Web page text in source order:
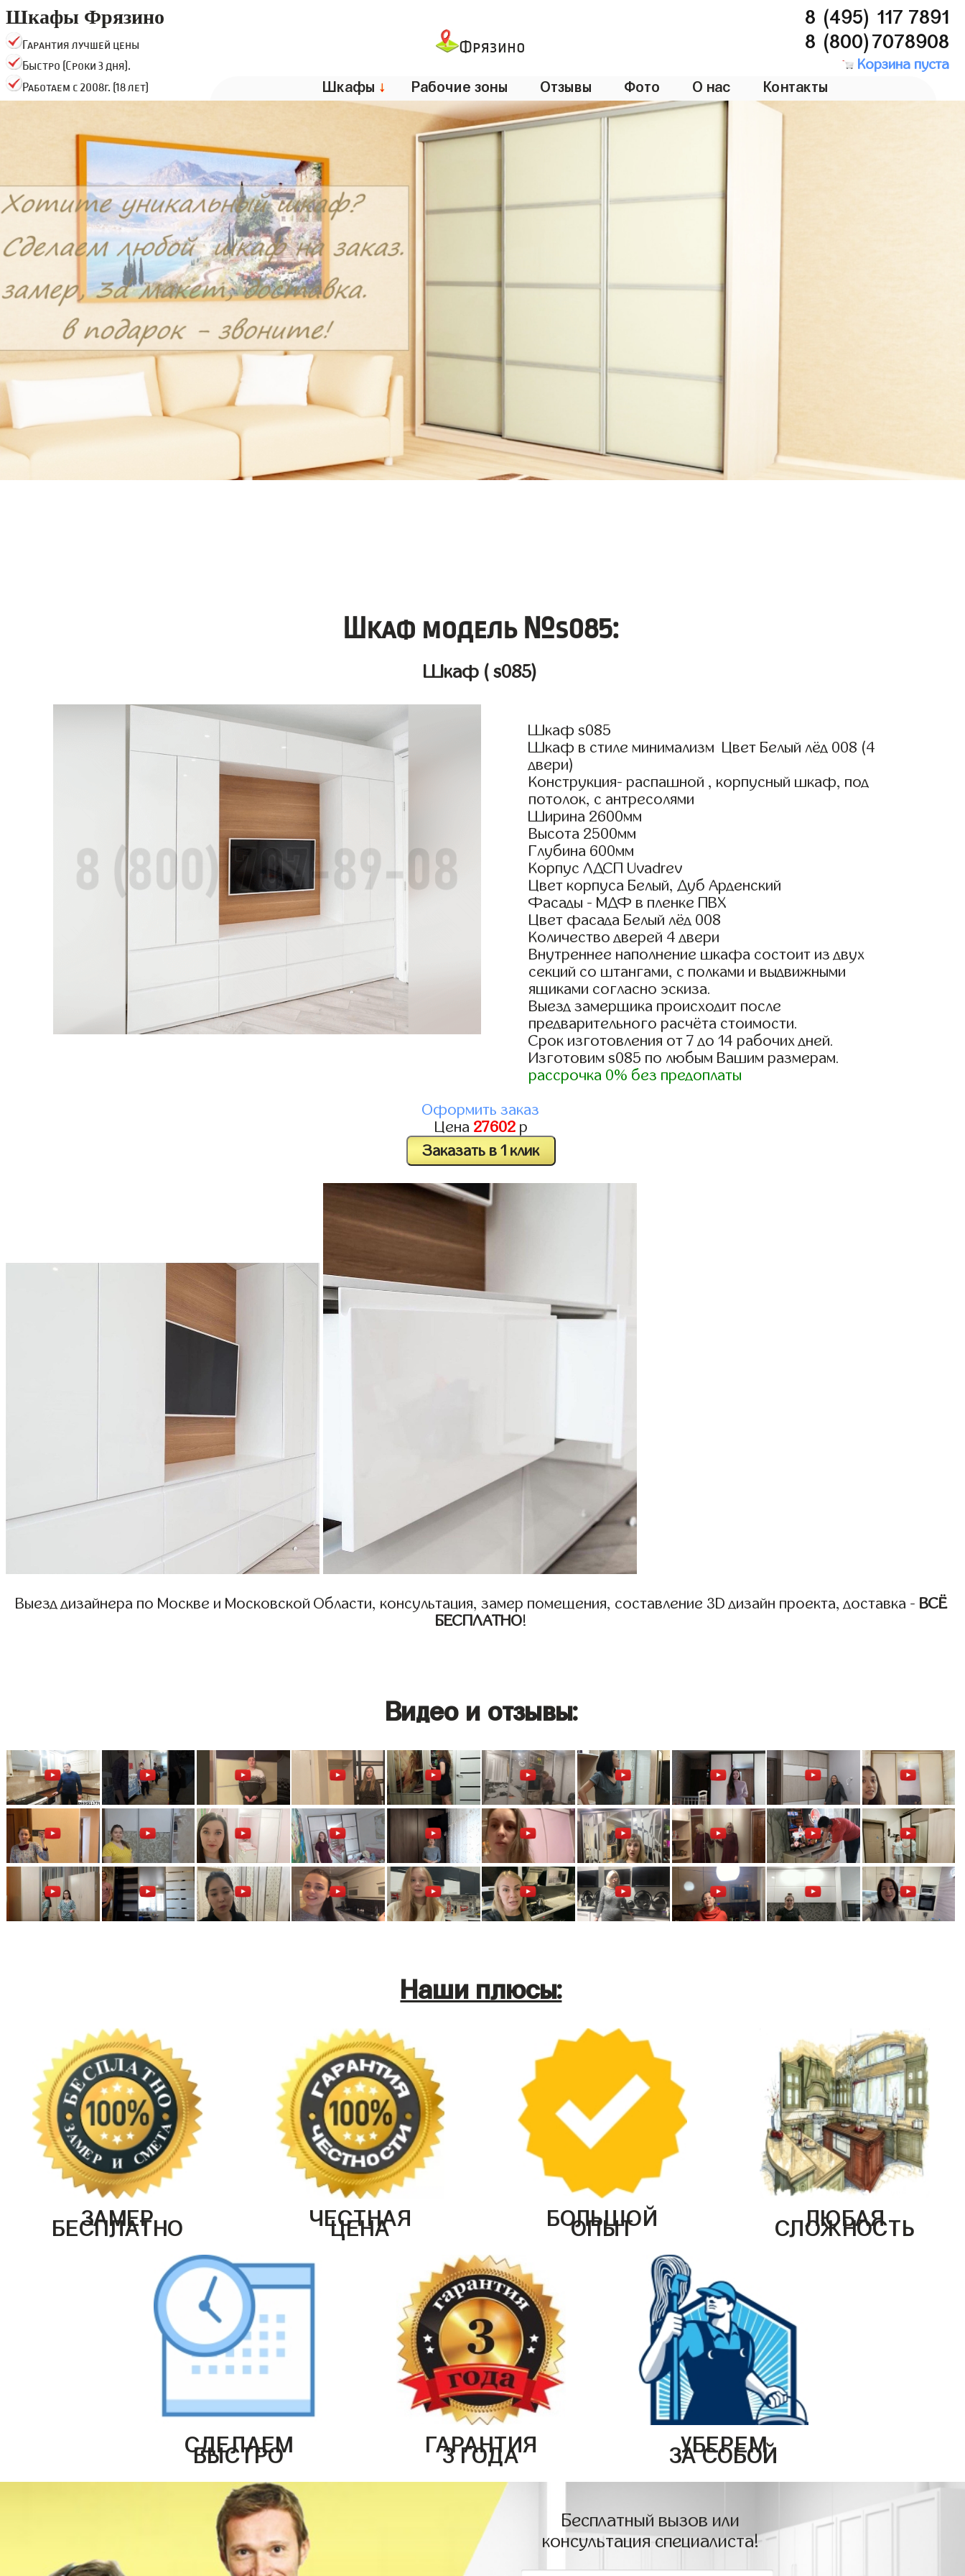
Шкафы Фрязино
Гарантия лучшей цены
Быстро (Сроки 3 дня).
Работаем с 2008г. (18 лет)
Фрязино
8 (495) 117 7891
8 (800)7078908
Корзина пуста
Шкафы ↓ Рабочие зоны Отзывы Фото О нас Контакты
Шкаф модель №s085:
Шкаф ( s085)
Шкаф s085
Шкаф в стиле минимализм Цвет Белый лёд 008 (4
двери)
Конструкция- распашной , корпусный шкаф, под
потолок, с антресолями
Ширина 2600мм
Высота 2500мм
Глубина 600мм
Корпус ЛДСП Uvadrev
Цвет корпуса Белый, Дуб Арденский
Фасады - МДФ в пленке ПВХ
Цвет фасада Белый лёд 008
Количество дверей 4 двери
Внутреннее наполнение шкафа состоит из двух
секций со штангами, с полками и выдвижными
ящиками согласно эскиза.
Выезд замерщика происходит после
предварительного расчёта стоимости.
Срок изготовления от 7 до 14 рабочих дней.
Изготовим s085 по любым Вашим размерам.
рассрочка 0% без предоплаты
Оформить заказ
Цена 27602р
Заказать в 1 клик
Выезд дизайнера по Москве и Московской Области, консультация, замер помещения, составление 3D дизайн проекта, доставка - ВСЁ
БЕСПЛАТНО!
Видео и отзывы:
Наши плюсы:
ЗАМЕР
БЕСПЛАТНО ЧЕСТНАЯ
ЦЕНА БОЛЬШОЙ
ОПЫТ ЛЮБАЯ
СЛОЖНОСТЬ
СДЕЛАЕМ
БЫСТРО ГАРАНТИЯ
3 ГОДА УБЕРЕМ
ЗА СОБОЙ
Бесплатный вызов или
консультация специалиста!